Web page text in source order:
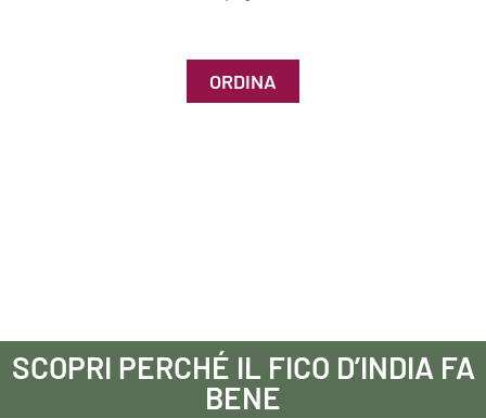
ORDINA
SCOPRI PERCHÉ IL FICO D’INDIA FA
BENE